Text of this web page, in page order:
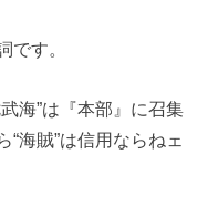
です。
海”は『本部』に召集
海賊”は信用ならねェ